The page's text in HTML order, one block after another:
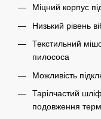
Міцний корпус
Низький рівень
Текстильний
пилососа
Можливість
Тарілчастий
подовження